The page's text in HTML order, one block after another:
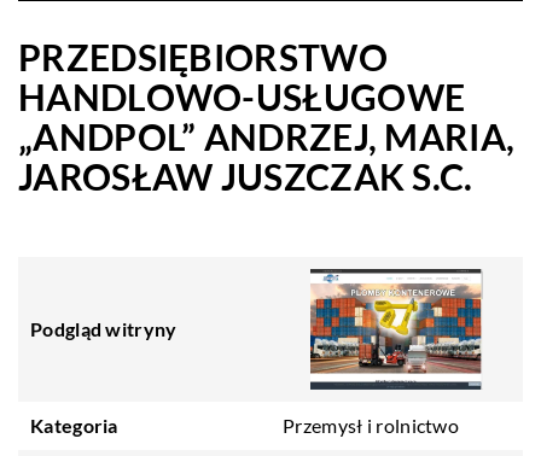
PRZEDSIĘBIORSTWO
HANDLOWO-USŁUGOWE
„ANDPOL” ANDRZEJ, MARIA,
JAROSŁAW JUSZCZAK S.C.
Podgląd witryny
Kategoria Przemysł i rolnictwo